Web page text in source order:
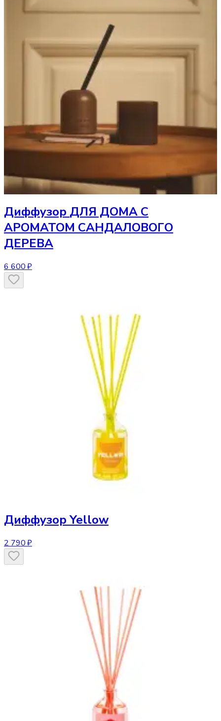
Диффузор ДЛЯ ДОМА С
АРОМАТОМ САНДАЛОВОГО
ДЕРЕВА
6 600 ₽
Диффузор Yellow
2 790 ₽